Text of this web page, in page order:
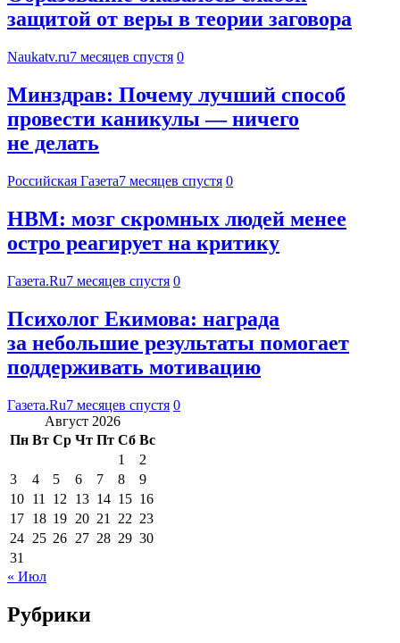
защитой от веры в теории заговора
Naukatv.ru7 месяцев спустя 0
Минздрав: Почему лучший способ
провести каникулы — ничего
не делать
Российская Газета7 месяцев спустя 0
HBM: мозг скромных людей менее
остро реагирует на критику
Газета.Ru7 месяцев спустя 0
Психолог Екимова: награда
за небольшие результаты помогает
поддерживать мотивацию
Газета.Ru7 месяцев спустя 0
Август 2026
Пн Вт Ср Чт Пт Сб Вс
1
2
3
4 5 6 7 8
9
10 11 12 13 14 15 16
17 18 19 20 21 22 23
24 25 26 27 28 29 30
31
« Июл
Рубрики